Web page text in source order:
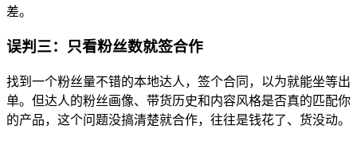
差。
误判三：只看粉丝数就签合作
找到一个粉丝量不错的本地达人，签个合同，以为就能坐等出
单。但达人的粉丝画像、带货历史和内容风格是否真的匹配你
的产品，这个问题没搞清楚就合作，往往是钱花了、货没动。